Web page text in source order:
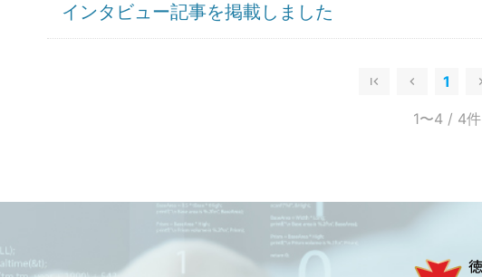
インタビュー記事を掲載しました
1
1〜4 / 4件